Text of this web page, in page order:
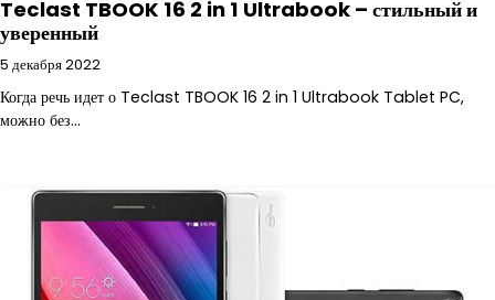
Teclast TBOOK 16 2 in 1 Ultrabook – стильный и
уверенный
5 декабря 2022
Когда речь идет о Teclast TBOOK 16 2 in 1 Ultrabook Tablet PC,
можно без…